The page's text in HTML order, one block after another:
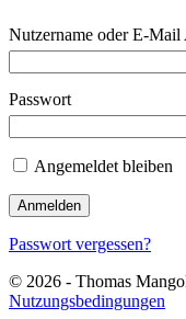
Nutzername oder E-Mail
Passwort
Angemeldet bleiben
Passwort vergessen?
© 2026 - Thomas
Nutzungsbedingungen